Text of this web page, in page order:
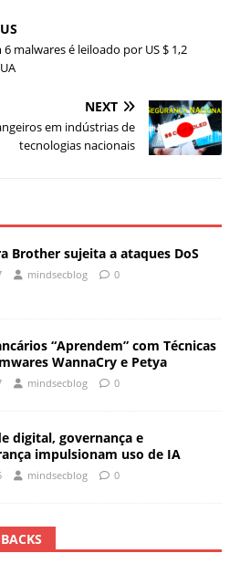
malwares é leiloado por US $ 1,2
NEXT
em indústrias de
tecnologias nacionais
Brother sujeita a ataques DoS
mindsecblog 0
“Aprendem” com Técnicas
WannaCry e Petya
mindsecblog 0
digital, governança e
impulsionam uso de IA
mindsecblog 0